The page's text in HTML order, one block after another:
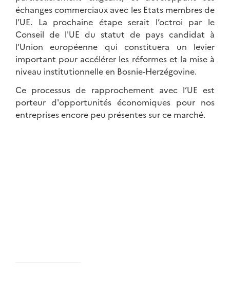
échanges commerciaux avec les Etats membres de
l’UE. La prochaine étape serait l’octroi par le
Conseil de l'UE du statut de pays candidat à
l’Union européenne qui constituera un levier
important pour accélérer les réformes et la mise à
niveau institutionnelle en Bosnie-Herzégovine.
Ce processus de rapprochement avec l’UE est
porteur d'opportunités économiques pour nos
entreprises encore peu présentes sur ce marché.